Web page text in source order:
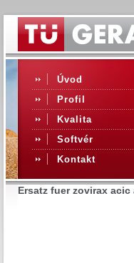
Úvod
Profil
Kvalita
Softvér
Kontakt
Ersatz fuer zovirax acic